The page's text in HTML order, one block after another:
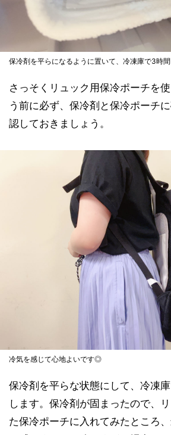
保冷剤を平らになるように置いて、冷凍庫で3時
さっそくリュック用保冷ポーチを
う前に必ず、保冷剤と保冷ポーチ
認しておきましょう。
冷気を感じて心地よいです◎
保冷剤を平らな状態にして、冷凍
します。保冷剤が固まったので、
た保冷ポーチに入れてみたところ